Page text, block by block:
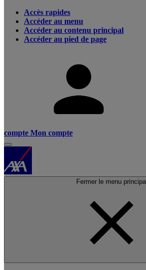
Accès rapides
Accéder au menu
Accéder au contenu principal
Accéder au pied de page
compte Mon compte
Fermer le menu principal